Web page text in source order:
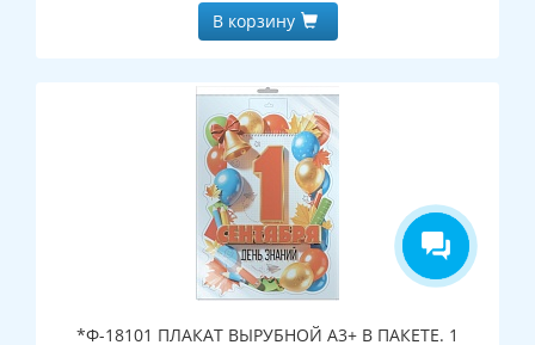
В корзину
*Ф-18101 ПЛАКАТ ВЫРУБНОЙ А3+ В ПАКЕТЕ. 1